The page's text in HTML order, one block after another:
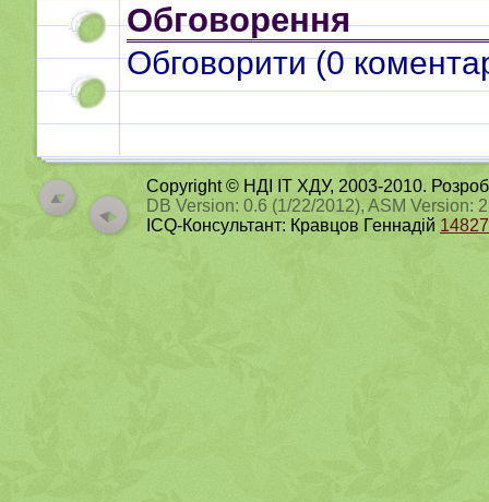
Обговорення
Обговорити (0
Copyright © НДІ ІТ ХДУ, 2003-2010.
DB Version: 0.6 (1/22/2012), ASM Version:
ICQ-Консультант: Кравцов Геннадій